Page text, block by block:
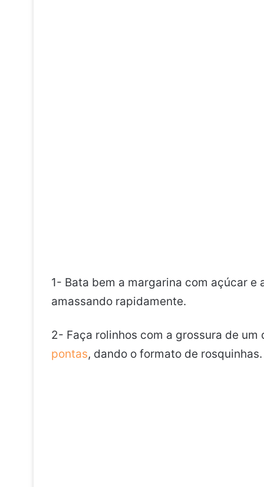
1- Bata bem a margarina com açúcar e
amassando rapidamente.
2- Faça rolinhos com a grossura de
pontas, dando o formato de rosquinhas.